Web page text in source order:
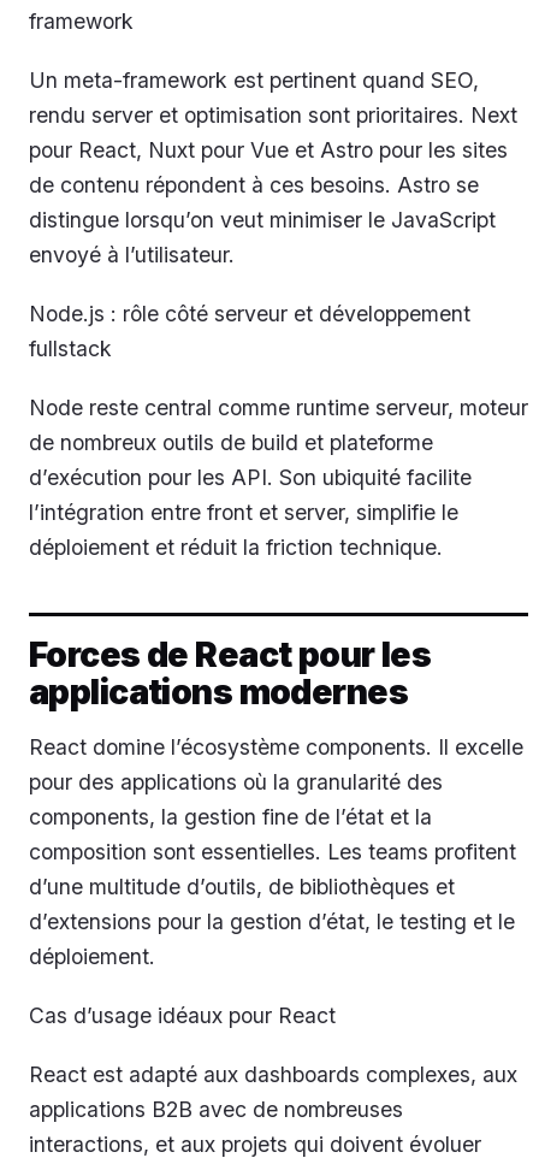
framework
Un meta-framework est pertinent quand SEO,
rendu server et optimisation sont prioritaires. Next
pour React, Nuxt pour Vue et Astro pour les sites
de contenu répondent à ces besoins. Astro se
distingue lorsqu’on veut minimiser le JavaScript
envoyé à l’utilisateur.
Node.js : rôle côté serveur et développement
fullstack
Node reste central comme runtime serveur, moteur
de nombreux outils de build et plateforme
d’exécution pour les API. Son ubiquité facilite
l’intégration entre front et server, simplifie le
déploiement et réduit la friction technique.
Forces de React pour les
applications modernes
React domine l’écosystème components. Il excelle
pour des applications où la granularité des
components, la gestion fine de l’état et la
composition sont essentielles. Les teams profitent
d’une multitude d’outils, de bibliothèques et
d’extensions pour la gestion d’état, le testing et le
déploiement.
Cas d’usage idéaux pour React
React est adapté aux dashboards complexes, aux
applications B2B avec de nombreuses
interactions, et aux projets qui doivent évoluer